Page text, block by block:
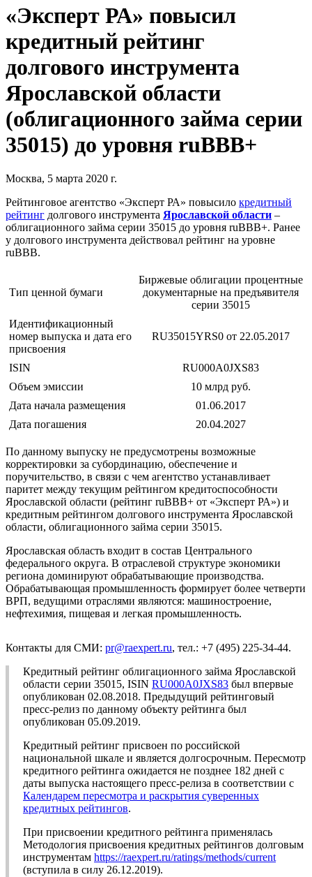
«Эксперт РА» повысил
кредитный рейтинг
долгового инструмента
Ярославской области
(облигационного займа серии
35015) до уровня ruВВВ+
Москва, 5 марта 2020 г.
Рейтинговое агентство «Эксперт РА» повысило кредитный
рейтинг долгового инструмента Ярославской области –
облигационного займа серии 35015 до уровня ruВВВ+. Ранее
у долгового инструмента действовал рейтинг на уровне
ruBBB.
Тип ценной бумаги
Биржевые облигации процентные
документарные на предъявителя
серии 35015
Идентификационный
номер выпуска и дата его
присвоения
RU35015YRS0 от 22.05.2017
ISIN
RU000A0JXS83
Объем эмиссии
10 млрд руб.
Дата начала размещения
01.06.2017
Дата погашения
20.04.2027
По данному выпуску не предусмотрены возможные
корректировки за субординацию, обеспечение и
поручительство, в связи с чем агентство устанавливает
паритет между текущим рейтингом кредитоспособности
Ярославской области (рейтинг ruВВВ+ от «Эксперт РА») и
кредитным рейтингом долгового инструмента Ярославской
области, облигационного займа серии 35015.
Ярославская область входит в состав Центрального
федерального округа. В отраслевой структуре экономики
региона доминируют обрабатывающие производства.
Обрабатывающая промышленность формирует более четверти
ВРП, ведущими отраслями являются: машиностроение,
нефтехимия, пищевая и легкая промышленность.
Контакты для СМИ: pr@raexpert.ru, тел.: +7 (495) 225-34-44.
Кредитный рейтинг облигационного займа Ярославской
области серии 35015, ISIN RU000A0JXS83 был впервые
опубликован 02.08.2018. Предыдущий рейтинговый
пресс-релиз по данному объекту рейтинга был
опубликован 05.09.2019.
Кредитный рейтинг присвоен по российской
национальной шкале и является долгосрочным. Пересмотр
кредитного рейтинга ожидается не позднее 182 дней с
даты выпуска настоящего пресс-релиза в соответствии с
Календарем пересмотра и раскрытия суверенных
кредитных рейтингов.
При присвоении кредитного рейтинга применялась
Методология присвоения кредитных рейтингов долговым
инструментам https://raexpert.ru/ratings/methods/current
(вступила в силу 26.12.2019).